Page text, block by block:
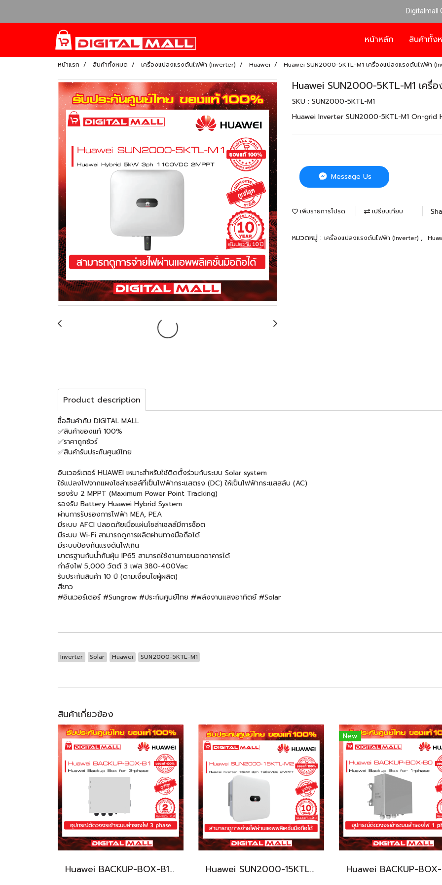
Digitalmall
หน้าหลัก สินค้าทั้
หน้าแรก สินค้าทั้งหมด เครื่องแปลงแรงดันไฟฟ้า (Inverter) Huawei Huawei SUN2000-5KTL-M1 เครื่องแปลงแรงดันไฟฟ้า
Huawei SUN2000-5KTL-M1 เค
SKU : SUN2000-5KTL-M1
Huawei Inverter SUN2000-5KTL-M1 On-grid
Message Us
เพิ่มรายการโปรด เปรียบเทียบ
หมวดหมู่ : เครื่องแปลงแรงดันไฟฟ้า (Inverter) ,
Product description
ซื้อสินค้ากับ DIGITAL MALL
✅สินค้าของแท้ 100%
✅ราคาถูกชัวร์
✅สินค้ารับประกันศูนย์ไทย
อินเวอร์เตอร์ HUAWEI เหมาะสำหรับใช้ติดตั้งร่วมกับระบบ Solar system
ใช้แปลงไฟจากแผงโซล่าเซลล์ที่เป็นไฟฟ้ากระแสตรง (DC) ให้เป็นไฟฟ้ากระแสสลับ (AC)
รองรับ 2 MPPT (Maximum Power Point Tracking)
รองรับ Battery Huawei Hybrid System
ผ่านการรับรองการไฟฟ้า MEA, PEA
มีระบบ AFCI ปลอดภัยเมื่อแผ่นโซล่าเซลล์มีการช็อต
มีระบบ Wi-Fi สามารถดูการผลิตผ่านทางมือถือได้
มีระบบป้องกันแรงดันไฟเกิน
มาตรฐานกันน้ำกันฝุ่น IP65 สามารถใช้งานภายนอกอาคารได้
กำลังไฟ 5,000 วัตต์ 3 เฟส 380-400Vac
รับประกันสินค้า 10 ปี (ตามเงื่อนไขผู้ผลิต)
สีขาว
#อินเวอร์เตอร์ #Sungrow #ประกันศูนย์ไทย #พลังงานแสงอาทิตย์ #Solar
Inverter Solar Huawei SUN2000-5KTL-M1
สินค้าเกี่ยวข้อง
Huawei BACKUP-BOX-B1 เครื่องแปลงแรงดันไฟฟ้า (Inverter) Huawei SUN2000-15KTL-M2 เครื่องแปลงแรงดันไฟฟ้า (Inverter)
New